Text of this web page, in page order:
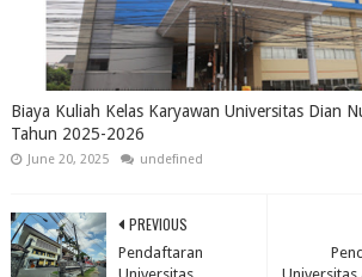
Biaya Kuliah Kelas Karyawan Universitas Dian
Tahun 2025-2026
June 20, 2025 undefined
Universitas
PREVIOUS
Pendaftaran
Universitas